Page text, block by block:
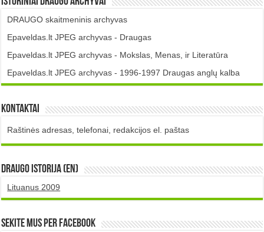
DRAUGO skaitmeninis archyvas
Epaveldas.lt JPEG archyvas - Draugas
Epaveldas.lt JPEG archyvas - Mokslas, Menas, ir Literatūra
Epaveldas.lt JPEG archyvas - 1996-1997 Draugas anglų kalba
Kontaktai
Raštinės adresas, telefonai, redakcijos el. paštas
DRAUGO istorija (EN)
Lituanus 2009
Sekite mus per Facebook